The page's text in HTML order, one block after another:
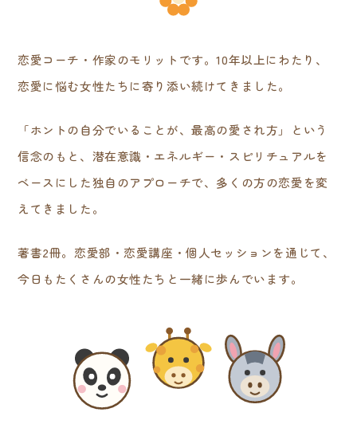
恋愛コーチ・作家のモリットです。10年以上にわたり、
恋愛に悩む女性たちに寄り添い続けてきました。
「ホントの自分でいることが、最高の愛され方」という
信念のもと、潜在意識・エネルギー・スピリチュアルを
ベースにした独自のアプローチで、多くの方の恋愛を変
えてきました。
著書2冊。恋愛部・恋愛講座・個人セッションを通じて、
今日もたくさんの女性たちと一緒に歩んでいます。